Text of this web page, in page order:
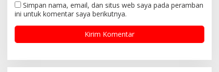
Simpan nama, email, dan situs web saya pada peramban
ini untuk komentar saya berikutnya.